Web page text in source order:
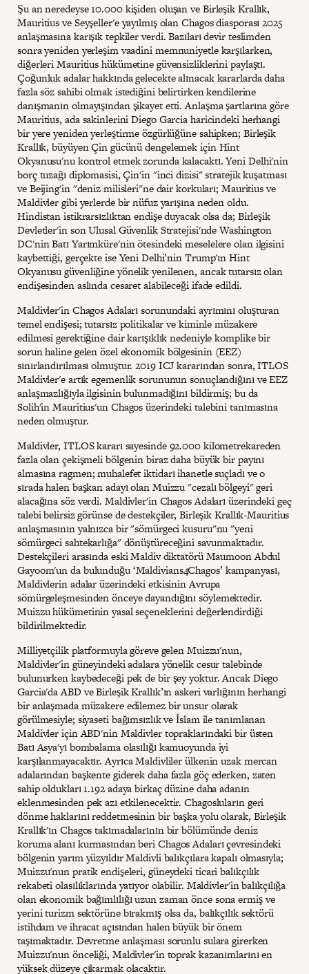
Şu an neredeyse 10.000 kişiden oluşan ve Birleşik Krallık,
Mauritius ve Seyşeller'e yayılmış olan Chagos diasporası 2025
anlaşmasına karışık tepkiler verdi. Bazıları devir teslimden
sonra yeniden yerleşim vaadini memnuniyetle karşılarken,
diğerleri Mauritius hükümetine güvensizliklerini paylaştı.
Çoğunluk adalar hakkında gelecekte alınacak kararlarda daha
fazla söz sahibi olmak istediğini belirtirken kendilerine
danışmanın olmayışından şikayet etti. Anlaşma şartlarına göre
Mauritius, ada sakinlerini Diego Garcia haricindeki herhangi
bir yere yeniden yerleştirme özgürlüğüne sahipken; Birleşik
Krallık, büyüyen Çin gücünü dengelemek için Hint
Okyanusu'nu kontrol etmek zorunda kalacaktı. Yeni Delhi'nin
borç tuzağı diplomasisi, Çin'in "inci dizisi" stratejik kuşatması
ve Beijing'in "deniz milisleri"ne dair korkuları; Mauritius ve
Maldivler gibi yerlerde bir nüfuz yarışına neden oldu.
Hindistan istikrarsızlıktan endişe duyacak olsa da; Birleşik
Devletler'in son Ulusal Güvenlik Stratejisi'nde Washington
DC'nin Batı Yarımküre'nin ötesindeki meselelere olan ilgisini
kaybettiği, gerçekte ise Yeni Delhi’nin Trump'ın Hint
Okyanusu güvenliğine yönelik yenilenen, ancak tutarsız olan
endişesinden aslında cesaret alabileceği ifade edildi.
Maldivler'in Chagos Adaları sorunundaki ayrımını oluşturan
temel endişesi; tutarsız politikalar ve kiminle müzakere
edilmesi gerektiğine dair karışıklık nedeniyle komplike bir
sorun haline gelen özel ekonomik bölgesinin (EEZ)
sınırlandırılması olmuştur. 2019 ICJ kararından sonra, ITLOS
Maldivler'e artık egemenlik sorununun sonuçlandığını ve EEZ
anlaşmazlığıyla ilgisinin bulunmadığını bildirmiş; bu da
Solih'in Mauritius'un Chagos üzerindeki talebini tanımasına
neden olmuştur.
Maldivler, ITLOS kararı sayesinde 92.000 kilometrekareden
fazla olan çekişmeli bölgenin biraz daha büyük bir payını
almasına ragmen; muhalefet iktidarı ihanetle suçladı ve o
sırada halen başkan adayı olan Muizzu "cezalı bölgeyi" geri
alacağına söz verdi. Maldivler'in Chagos Adaları üzerindeki geç
talebi belirsiz görünse de destekçiler, Birleşik Krallık-Mauritius
anlaşmasının yalnızca bir "sömürgeci kusuru"nu "yeni
sömürgeci sahtekarlığa" dönüştüreceğini savunmaktadır.
Destekçileri arasında eski Maldiv diktatörü Maumoon Abdul
Gayoom'un da bulunduğu ‘Maldivians4Chagos’ kampanyası,
Maldivlerin adalar üzerindeki etkisinin Avrupa
sömürgeleşmesinden önceye dayandığını söylemektedir.
Muizzu hükümetinin yasal seçeneklerini değerlendirdiği
bildirilmektedir.
Milliyetçilik platformuyla göreve gelen Muizzu'nun,
Maldivler'in güneyindeki adalara yönelik cesur talebinde
bulunurken kaybedeceği pek de bir şey yoktur. Ancak Diego
Garcia'da ABD ve Birleşik Krallık’ın askeri varlığının herhangi
bir anlaşmada müzakere edilemez bir unsur olarak
görülmesiyle; siyaseti bağımsızlık ve İslam ile tanımlanan
Maldivler için ABD'nin Maldivler topraklarındaki bir üsten
Batı Asya'yı bombalama olasılığı kamuoyunda iyi
karşılanmayacaktır. Ayrıca Maldivliler ülkenin uzak mercan
adalarından başkente giderek daha fazla göç ederken, zaten
sahip oldukları 1.192 adaya birkaç düzine daha adanın
eklenmesinden pek azı etkilenecektir. Chagosluların geri
dönme haklarını reddetmesinin bir başka yolu olarak, Birleşik
Krallık'ın Chagos takımadalarının bir bölümünde deniz
koruma alanı kurmasından beri Chagos Adaları çevresindeki
bölgenin yarım yüzyıldır Maldivli balıkçılara kapalı olmasıyla;
Muizzu'nun pratik endişeleri, güneydeki ticari balıkçılık
rekabeti olasılıklarında yatıyor olabilir. Maldivler'in balıkçılığa
olan ekonomik bağımlılığı uzun zaman önce sona ermiş ve
yerini turizm sektörüne bırakmış olsa da, balıkçılık sektörü
istihdam ve ihracat açısından halen büyük bir önem
taşımaktadır. Devretme anlaşması sorunlu sulara girerken
Muizzu'nun önceliği, Maldivler'in toprak kazanımlarını en
yüksek düzeye çıkarmak olacaktır.